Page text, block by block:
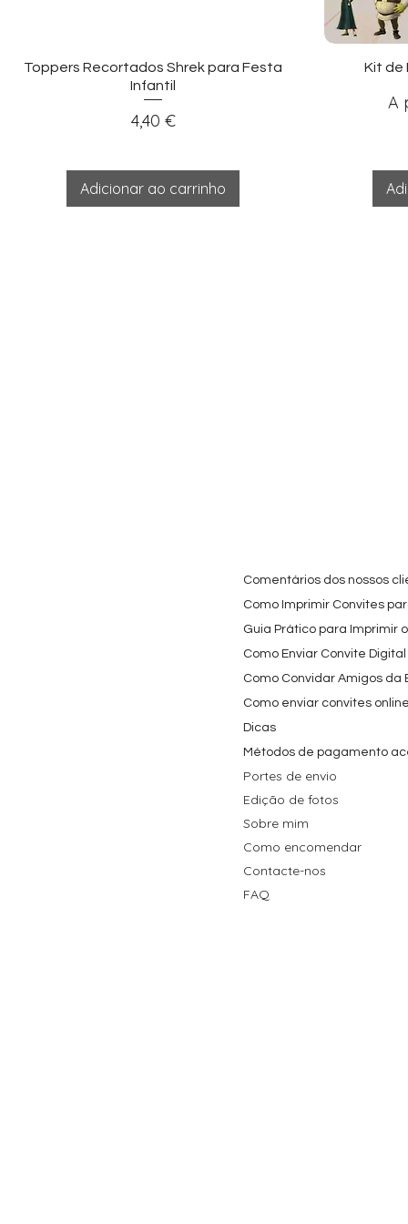
Visualização rápida
Toppers Recortados Shrek para Festa
Infantil
Preço
4,40 €
Adicionar ao carrinho
Kit de
A
Comentários dos nossos
Como Imprimir Convites
Guia Prático para Imprimir
Como Enviar Convite
Como Convidar Amigos da
Como enviar convites
Dicas
Métodos de pagamento
Portes de envio
Edição de fotos
Sobre mim
Como encomendar
Contacte-nos
FAQ